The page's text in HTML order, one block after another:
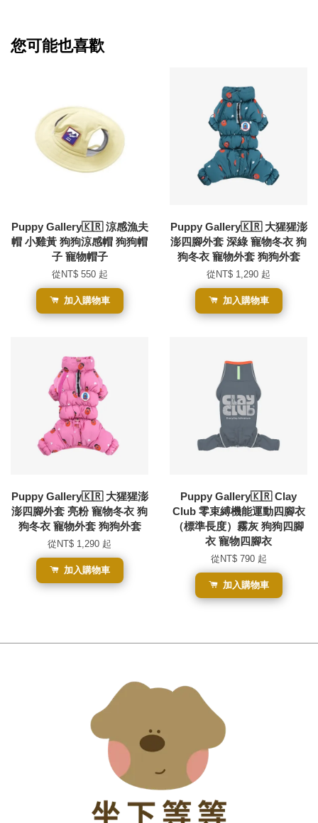
您可能也喜歡
Puppy Gallery🇰🇷 涼感漁夫
帽 小雞黃 狗狗涼感帽 狗狗帽
子 寵物帽子
從NT$ 550 起
加入購物車
Puppy Gallery🇰🇷 大猩猩澎
澎四腳外套 深綠 寵物冬衣 狗
狗冬衣 寵物外套 狗狗外套
從NT$ 1,290 起
加入購物車
Puppy Gallery🇰🇷 大猩猩澎
澎四腳外套 亮粉 寵物冬衣 狗
狗冬衣 寵物外套 狗狗外套
從NT$ 1,290 起
加入購物車
Puppy Gallery🇰🇷 Clay
Club 零束縛機能運動四腳衣
（標準長度）霧灰 狗狗四腳
衣 寵物四腳衣
從NT$ 790 起
加入購物車